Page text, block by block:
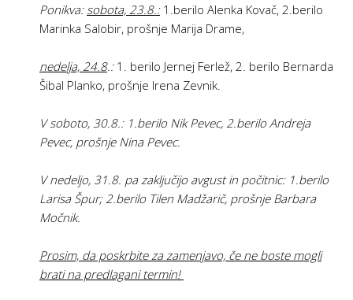
Ponikva: sobota, 23.8.: 1.berilo Alenka Kovač, 2.berilo
Marinka Salobir, prošnje Marija Drame,
nedelja, 24.8.:1. berilo Jernej Ferlež, 2. berilo Bernarda
Šibal Planko, prošnje Irena Zevnik.
V soboto, 30.8.: 1.berilo Nik Pevec, 2.berilo Andreja
Pevec, prošnje Nina Pevec.
V nedeljo, 31.8. pa zaključijo avgust in počitnic: 1.berilo
Larisa Špur; 2.berilo Tilen Madžarič, prošnje Barbara
Močnik.
Prosim, da poskrbite za zamenjavo, če ne boste mogli
brati na predlagani termin!